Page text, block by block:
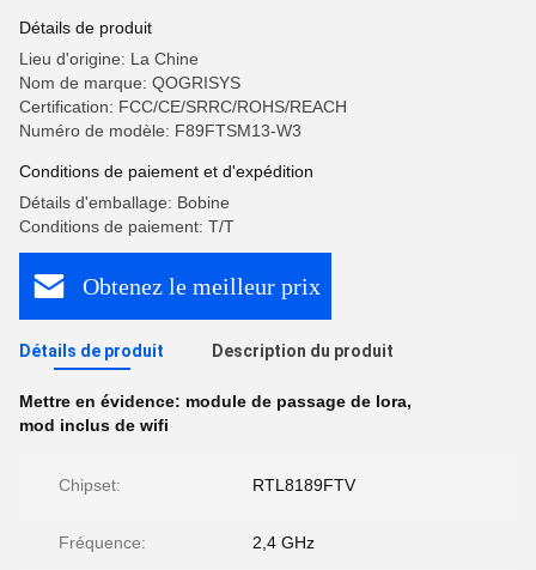
Détails de produit
Lieu d'origine: La Chine
Nom de marque: QOGRISYS
Certification: FCC/CE/SRRC/ROHS/REACH
Numéro de modèle: F89FTSM13-W3
Conditions de paiement et d'expédition
Détails d'emballage: Bobine
Conditions de paiement: T/T
Obtenez le meilleur prix
Détails de produit Description du produit
Mettre en évidence: module de passage de lora,
mod inclus de wifi
Chipset: RTL8189FTV
Fréquence: 2,4 GHz